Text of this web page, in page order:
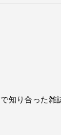
知り合った雑